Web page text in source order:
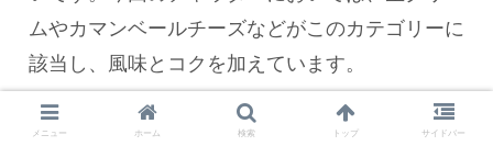
ムやカマンベールチーズなどがこのカテゴリーに
該当し、風味とコクを加えています。
※タイムパウダー (Thyme Powder)とは…タイム
メニュー ホーム 検索 トップ サイドバー